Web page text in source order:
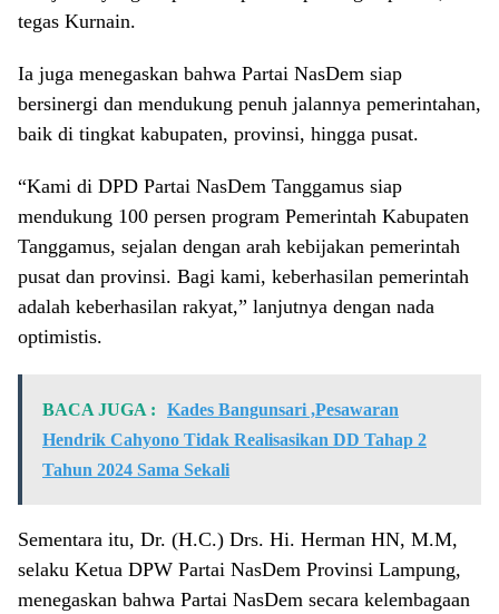
tegas Kurnain.
Ia juga menegaskan bahwa Partai NasDem siap
bersinergi dan mendukung penuh jalannya pemerintahan,
baik di tingkat kabupaten, provinsi, hingga pusat.
“Kami di DPD Partai NasDem Tanggamus siap
mendukung 100 persen program Pemerintah Kabupaten
Tanggamus, sejalan dengan arah kebijakan pemerintah
pusat dan provinsi. Bagi kami, keberhasilan pemerintah
adalah keberhasilan rakyat,” lanjutnya dengan nada
optimistis.
BACA JUGA :
Kades Bangunsari ,Pesawaran
Hendrik Cahyono Tidak Realisasikan DD Tahap 2
Tahun 2024 Sama Sekali
Sementara itu, Dr. (H.C.) Drs. Hi. Herman HN, M.M,
selaku Ketua DPW Partai NasDem Provinsi Lampung,
menegaskan bahwa Partai NasDem secara kelembagaan